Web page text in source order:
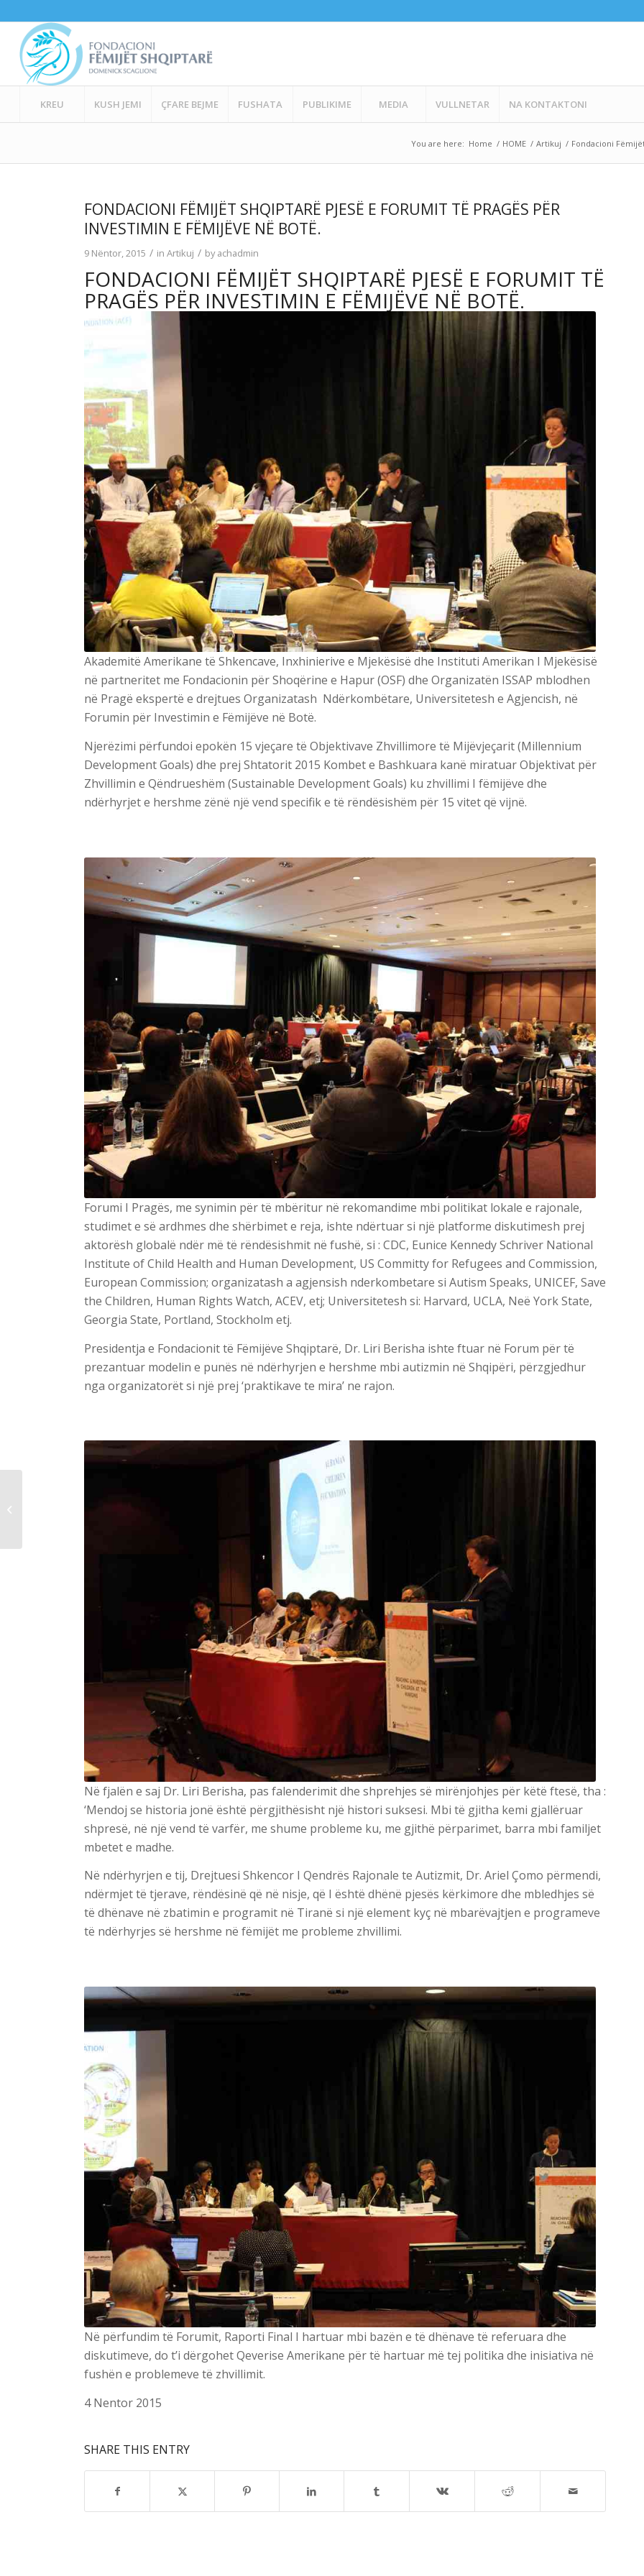
KREU KUSH JEMI ÇFARE BEJME FUSHATA PUBLIKIME MEDIA VULLNETAR NA KONTAKTONI
You are here: Home / HOME / Artikuj / Fondacioni
FONDACIONI FËMIJËT SHQIPTARË PJESË E FORUMIT TË PRAGËS PËR
INVESTIMIN E FËMIJËVE NË BOTË.
9 Nëntor, 2015 / inArtikuj / byachadmin
FONDACIONI FËMIJËT SHQIPTARË PJESË E FORUMIT TË
PRAGËS PËR INVESTIMIN E FËMIJËVE NË BOTË.
Akademitë Amerikane të Shkencave, Inxhinierive e Mjekësisë dhe Instituti Amerikan I Mjekësisë
në partneritet me Fondacionin për Shoqërine e Hapur (OSF) dhe Organizatën ISSAP mblodhen
në Pragë ekspertë e drejtues Organizatash Ndërkombëtare, Universitetesh e Agjencish, në
Forumin për Investimin e Fëmijëve në Botë.
Njerëzimi përfundoi epokën 15 vjeçare të Objektivave Zhvillimore të Mijëvjeçarit (Millennium
Development Goals) dhe prej Shtatorit 2015 Kombet e Bashkuara kanë miratuar Objektivat për
Zhvillimin e Qëndrueshëm (Sustainable Development Goals) ku zhvillimi I fëmijëve dhe
ndërhyrjet e hershme zënë një vend specifik e të rëndësishëm për 15 vitet që vijnë.
Forumi I Pragës, me synimin për të mbëritur në rekomandime mbi politikat lokale e rajonale,
studimet e së ardhmes dhe shërbimet e reja, ishte ndërtuar si një platforme diskutimesh prej
aktorësh globalë ndër më të rëndësishmit në fushë, si : CDC, Eunice Kennedy Schriver National
Institute of Child Health and Human Development, US Committy for Refugees and Commission,
European Commission; organizatash a agjensish nderkombetare si Autism Speaks, UNICEF, Save
the Children, Human Rights Watch, ACEV, etj; Universitetesh si: Harvard, UCLA, Neë York State,
Georgia State, Portland, Stockholm etj.
Presidentja e Fondacionit të Fëmijëve Shqiptarë, Dr. Liri Berisha ishte ftuar në Forum për të
prezantuar modelin e punës në ndërhyrjen e hershme mbi autizmin në Shqipëri, përzgjedhur
nga organizatorët si një prej ‘praktikave te mira’ ne rajon.
Në fjalën e saj Dr. Liri Berisha, pas falenderimit dhe shprehjes së mirënjohjes për këtë ftesë, tha :
‘Mendoj se historia jonë është përgjithësisht një histori suksesi. Mbi të gjitha kemi gjallëruar
shpresë, në një vend të varfër, me shume probleme ku, me gjithë përparimet, barra mbi familjet
mbetet e madhe.
Në ndërhyrjen e tij, Drejtuesi Shkencor I Qendrës Rajonale te Autizmit, Dr. Ariel Çomo përmendi,
ndërmjet të tjerave, rëndësinë që në nisje, që I është dhënë pjesës kërkimore dhe mbledhjes së
të dhënave në zbatimin e programit në Tiranë si një element kyç në mbarëvajtjen e programeve
të ndërhyrjes së hershme në fëmijët me probleme zhvillimi.
Në përfundim të Forumit, Raporti Final I hartuar mbi bazën e të dhënave të referuara dhe
diskutimeve, do t’i dërgohet Qeverise Amerikane për të hartuar më tej politika dhe inisiativa në
fushën e problemeve të zhvillimit.
4 Nentor 2015
SHARE THIS ENTRY